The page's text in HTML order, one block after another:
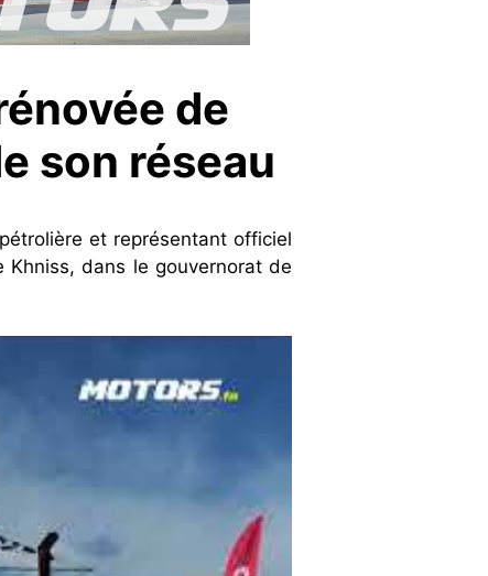
de
son réseau
et représentant officiel
dans le gouvernorat de